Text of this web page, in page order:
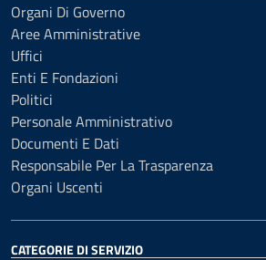
Organi Di Governo
Aree Amministrative
Uffici
Enti E Fondazioni
Politici
Personale Amministrativo
Documenti E Dati
Responsabile Per La Trasparenza
Organi Uscenti
CATEGORIE DI SERVIZIO